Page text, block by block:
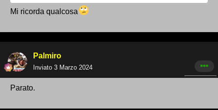
Mi ricorda qualcosa
Palmiro
Inviato 3 Marzo 2024
Parato.